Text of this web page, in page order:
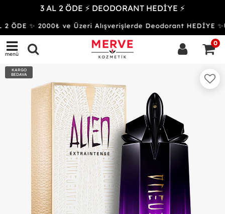
3 AL 2 ÖDE ⚡ DEODORANT HEDİYE ⚡
ÖDE ✨ 2000₺ ve Üzeri Alışverişlerde Deodorant HEDİYE
menü
0
KARGO
BEDAVA